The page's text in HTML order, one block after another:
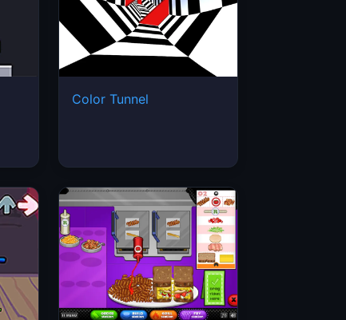
Color Tunnel